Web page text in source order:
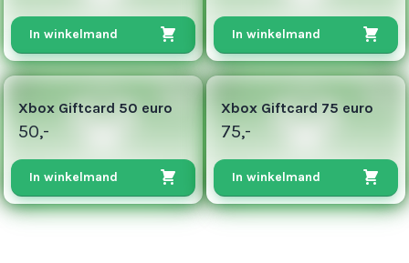
In winkelmand In winkelmand
50
Xbox Giftcard 50 euro
50,-
In winkelmand
75
Xbox Giftcard 75 euro
75,-
In winkelmand